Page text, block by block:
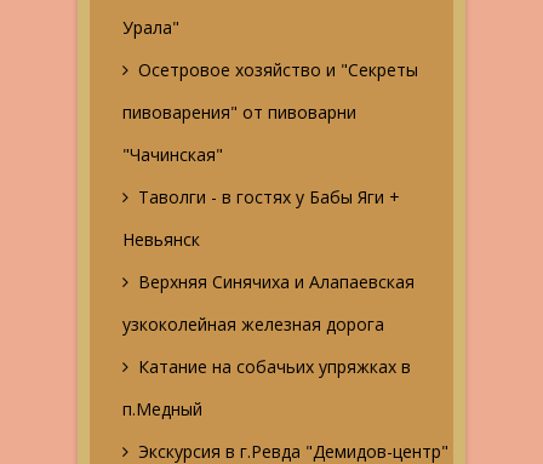
Урала"
Осетровое хозяйство и "Секреты
пивоварения" от пивоварни
"Чачинская"
Таволги - в гостях у Бабы Яги +
Невьянск
Верхняя Синячиха и Алапаевская
узкоколейная железная дорога
Катание на собачьих упряжках в
п.Медный
Экскурсия в г.Ревда "Демидов-центр"